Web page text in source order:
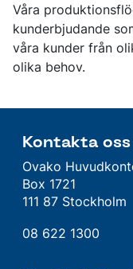
Våra
kunderbjudande
våra kunder från
olika behov.
Kontakta oss
Ovako
Box 1721
111 87 Stockholm
08 622 1300